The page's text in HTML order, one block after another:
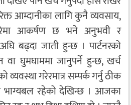
आम्दानीका लागि कुनै व्यवसाय,
आकर्षण छ भने अनुभवी र
बढ्दा जाती हुन्छ । पार्टनरको
घुमघाममा जानुपर्ने हुन्छ, खर्च
गरेरमात्र सम्पर्क गर्नु ठीक
रहेको देखिन्छ । आजका